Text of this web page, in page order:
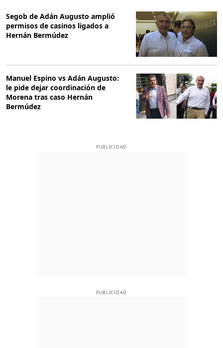
Segob de Adán Augusto amplió
permisos de casinos ligados a
Hernán Bermúdez
Manuel Espino vs Adán Augusto:
le pide dejar coordinación de
Morena tras caso Hernán
Bermúdez
PUBLICIDAD
PUBLICIDAD